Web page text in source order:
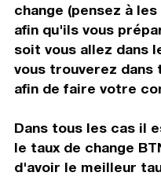
change (pensez à
afin qu'ils vous
soit vous allez dans
vous trouverez dans
afin de faire votre
Dans tous les cas il
le taux de change
d'avoir le meilleur